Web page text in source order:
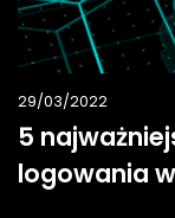
29/03/2022
5
logowania